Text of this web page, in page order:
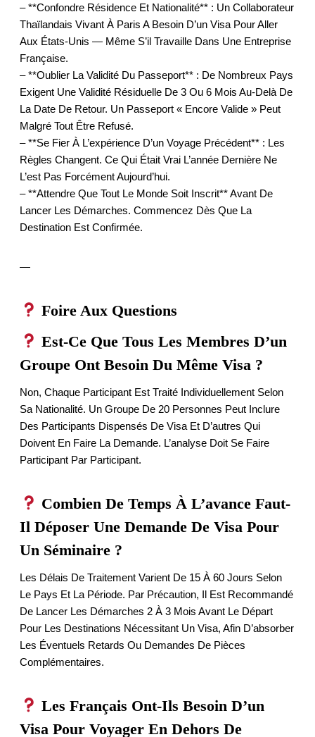
– **Confondre Résidence Et Nationalité** : Un Collaborateur
Thaïlandais Vivant À Paris A Besoin D’un Visa Pour Aller
Aux États-Unis — Même S’il Travaille Dans Une Entreprise
Française.
– **Oublier La Validité Du Passeport** : De Nombreux Pays
Exigent Une Validité Résiduelle De 3 Ou 6 Mois Au-Delà De
La Date De Retour. Un Passeport « Encore Valide » Peut
Malgré Tout Être Refusé.
– **Se Fier À L’expérience D’un Voyage Précédent** : Les
Règles Changent. Ce Qui Était Vrai L’année Dernière Ne
L’est Pas Forcément Aujourd’hui.
– **Attendre Que Tout Le Monde Soit Inscrit** Avant De
Lancer Les Démarches. Commencez Dès Que La
Destination Est Confirmée.
—
Foire Aux Questions
Est-Ce Que Tous Les Membres D’un
Groupe Ont Besoin Du Même Visa ?
Non, Chaque Participant Est Traité Individuellement Selon
Sa Nationalité. Un Groupe De 20 Personnes Peut Inclure
Des Participants Dispensés De Visa Et D’autres Qui
Doivent En Faire La Demande. L’analyse Doit Se Faire
Participant Par Participant.
Combien De Temps À L’avance Faut-
Il Déposer Une Demande De Visa Pour
Un Séminaire ?
Les Délais De Traitement Varient De 15 À 60 Jours Selon
Le Pays Et La Période. Par Précaution, Il Est Recommandé
De Lancer Les Démarches 2 À 3 Mois Avant Le Départ
Pour Les Destinations Nécessitant Un Visa, Afin D’absorber
Les Éventuels Retards Ou Demandes De Pièces
Complémentaires.
Les Français Ont-Ils Besoin D’un
Visa Pour Voyager En Dehors De